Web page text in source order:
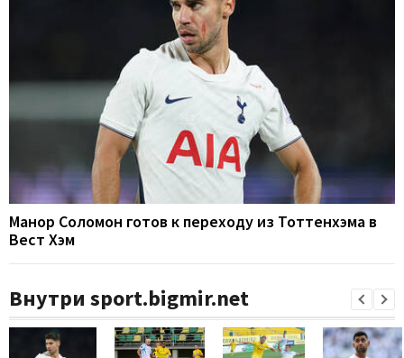
Манор Соломон готов к переходу из Тоттенхэма в
Вест Хэм
Внутри sport.bigmir.net